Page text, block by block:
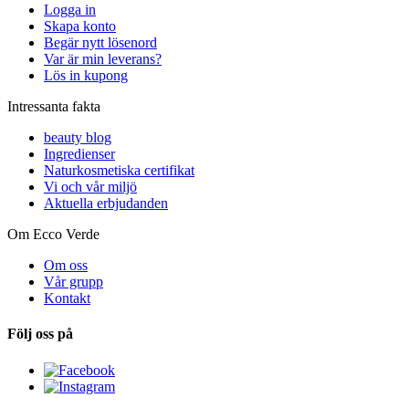
Logga in
Skapa konto
Begär nytt lösenord
Var är min leverans?
Lös in kupong
Intressanta fakta
beauty blog
Ingredienser
Naturkosmetiska certifikat
Vi och vår miljö
Aktuella erbjudanden
Om Ecco Verde
Om oss
Vår grupp
Kontakt
Följ oss på